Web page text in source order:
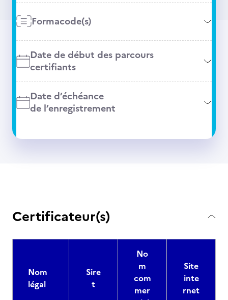
Formacode(s)
Date de début des parcours
certifiants
Date d’échéance
de l’enregistrement
Certificateur(s)
Nom
légal
Sire
t
No
m
com
mer
Site
inte
rnet